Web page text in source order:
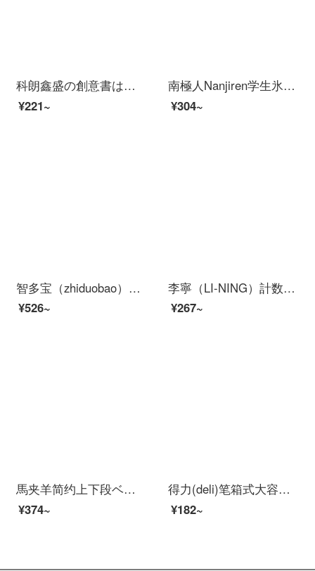
科朗鑫盛の創意書は伸び縮み可能で、書立学生用の机の上に簡単に収納できる文具は棚棚に置いてあります。
¥221~
南極人Nanjiren学生氷糸の涼しい席のシングルの席の夏の寮の上でベッドの藤席の伝奇的な0.9 mベッドを敷いて適用します。
¥304~
智多宝（zhiduobao）ランドセル小学生の男性と女の子1-3-6学年の子供は軽くて背を保護します。ランドセルの青い色の大きいサイズのカバンは4-6年生です。
¥526~
李寧（LI-NING）計数縄跳び大人の室内運動長縄児童小中学生の中で試合専用荷重専門競速肥の綱渡りの神試験縄跳びを試験します。
¥267~
馬夹羊简约上下段ベッドシーツカバー三点セット寮シングルベッドネット赤いベッドの上に四点セットの寝室布団セットは全部で0.9 m 1.2 mベッドノルウェー-ZF学生寮3点セット/布団カバー150 x 200)
¥374~
得力(deli)笔箱式大容量スペンケ-ス可爱い少女心レーザー闪光創意少女少男女の子可爱いins简约多功能笔持爛漫粉-67014
¥182~